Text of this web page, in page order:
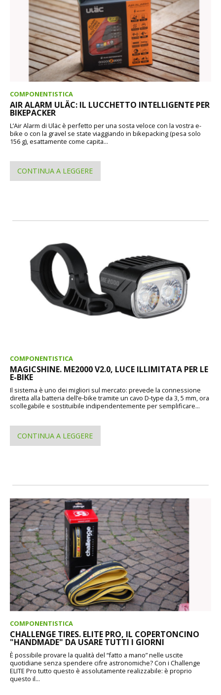
COMPONENTISTICA
AIR ALARM ULÄC: IL LUCCHETTO INTELLIGENTE PER
BIKEPACKER
L’Air Alarm di Uläc è perfetto per una sosta veloce con la vostra e-
bike o con la gravel se state viaggiando in bikepacking (pesa solo
156 g), esattamente come capita...
CONTINUA A LEGGERE
COMPONENTISTICA
MAGICSHINE. ME2000 V2.0, LUCE ILLIMITATA PER LE
E-BIKE
Il sistema è uno dei migliori sul mercato: prevede la connessione
diretta alla batteria dell’e-bike tramite un cavo D-type da 3, 5 mm, ora
scollegabile e sostituibile indipendentemente per semplificare...
CONTINUA A LEGGERE
COMPONENTISTICA
CHALLENGE TIRES. ELITE PRO, IL COPERTONCINO
"HANDMADE" DA USARE TUTTI I GIORNI
È possibile provare la qualità del “fatto a mano” nelle uscite
quotidiane senza spendere cifre astronomiche? Con i Challenge
ELITE Pro tutto questo è assolutamente realizzabile: è proprio
questo il...